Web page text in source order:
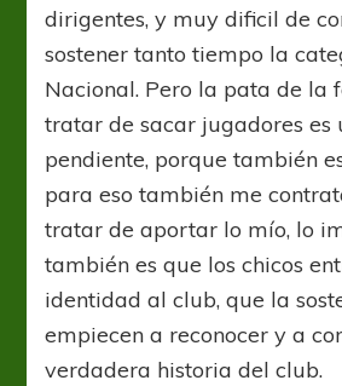
dirigentes, y muy dificil de
sostener tanto tiempo la
Nacional. Pero la pata de la
tratar de sacar jugadores es
pendiente, porque también
para eso también me
tratar de aportar lo mío, lo
también es que los chicos
identidad al club, que la
empiecen a reconocer y a
verdadera historia del club.